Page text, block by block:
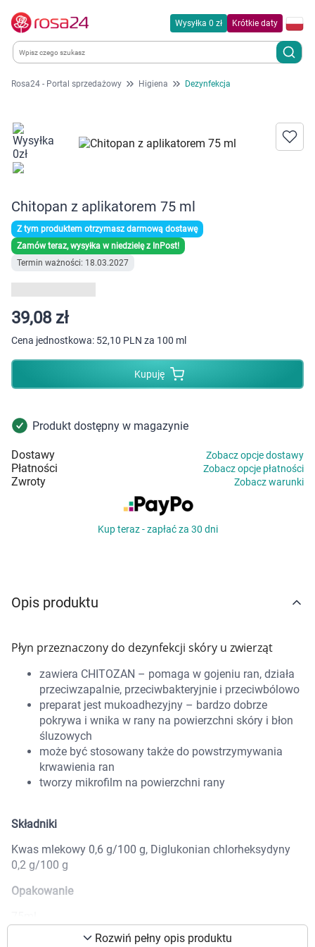
dostosowania zawartości serwisu do Twoich
preferencji. Więcej informacji znajdziesz w
Wysyłka 0 zł Krótkie daty
Kategorie
Chemia gospodarcza
Dla zwierząt
Dom i ogród
Zdrowie
Kobieta w ciąży i mama
Dziecko
Kosmetyki
Mężczyzna
Zdrowy styl życia
Sprzęt medyczny
Grupy produktowe
Marki
Rosa24 - Portal sprzedażowy Higiena Dezynfekcja
Chitopan z aplikatorem 75 ml
Z tym produktem otrzymasz darmową dostawę
Zamów teraz, wysyłka w niedzielę z InPost!
Termin ważności: 18.03.2027
39,08 zł
Cena jednostkowa: 52,10 PLN za 100 ml
Kupuję
Produkt dostępny w magazynie
Dostawy Zobacz opcje dostawy
Płatności Zobacz opcje płatności
Zwroty Zobacz warunki
Kup teraz - zapłać za 30 dni
Opis produktu
Płyn przeznaczony do dezynfekcji skóry u zwierząt
zawiera CHITOZAN – pomaga w gojeniu ran, działa
przeciwzapalnie, przeciwbakteryjnie i przeciwbólowo
preparat jest mukoadhezyjny – bardzo dobrze
pokrywa i wnika w rany na powierzchni skóry i błon
śluzowych
może być stosowany także do powstrzymywania
krwawienia ran
tworzy mikrofilm na powierzchni rany
Składniki
Kwas mlekowy 0,6 g/100 g, Diglukonian chlorheksydyny
0,2 g/100 g
Opakowanie
Rozwiń pełny opis produktu